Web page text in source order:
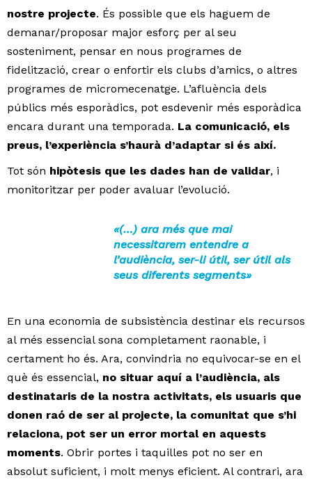
nostre projecte. És possible que els haguem de
demanar/proposar major esforç per al seu
sosteniment, pensar en nous programes de
fidelització, crear o enfortir els clubs d’amics, o altres
programes de micromecenatge. L’afluència dels
públics més esporàdics, pot esdevenir més esporàdica
encara durant una temporada. La comunicació, els
preus, l’experiència s’haurà d’adaptar si és així.
Tot són hipòtesis que les dades han de validar, i
monitoritzar per poder avaluar l’evolució.
«(…) ara més que mai
necessitarem entendre a
l’audiència, ser-li útil, ser útil als
seus diferents segments»
En una economia de subsistència destinar els recursos
al més essencial sona completament raonable, i
certament ho és. Ara, convindria no equivocar-se en el
què és essencial, no situar aquí a l’audiència, als
destinataris de la nostra activitats, els usuaris que
donen raó de ser al projecte, la comunitat que s’hi
relaciona, pot ser un error mortal en aquests
moments. Obrir portes i taquilles pot no ser en
absolut suficient, i molt menys eficient. Al contrari, ara